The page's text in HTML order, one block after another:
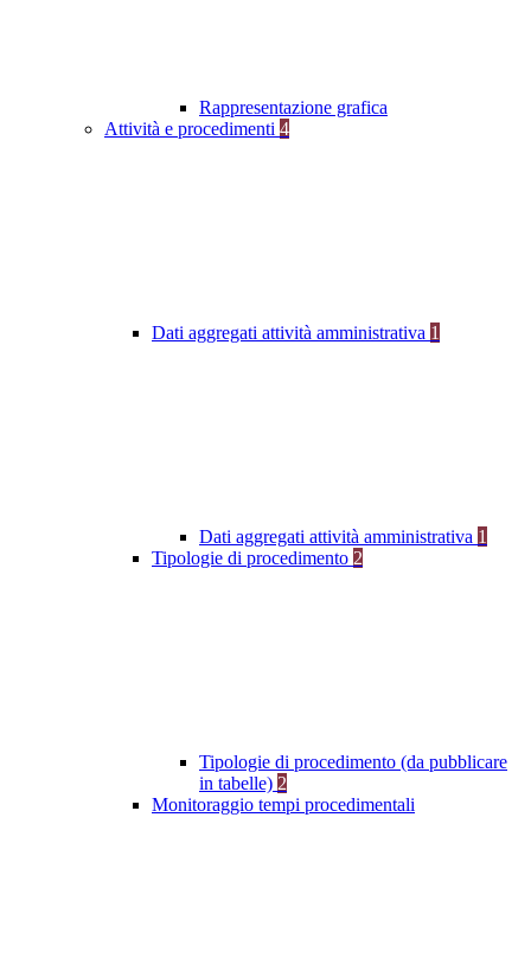
Rappresentazione grafica
Attività e procedimenti 4
Dati aggregati attività amministrativa 1
Dati aggregati attività amministrativa 1
Tipologie di procedimento 2
Tipologie di procedimento (da pubblicare
in tabelle) 2
Monitoraggio tempi procedimentali